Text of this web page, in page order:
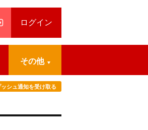
ログイン
その他
ッシュ通知を受け取る